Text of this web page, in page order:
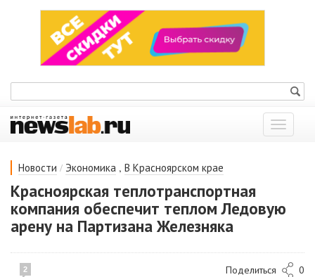
Показать
меню
Новости / Экономика , В Красноярском крае
Красноярская теплотранспортная
компания обеспечит теплом Ледовую
арену на Партизана Железняка
2 Поделиться 0